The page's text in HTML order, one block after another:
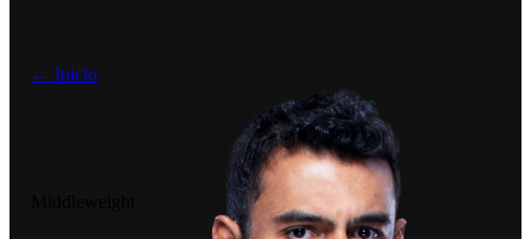
← Inicio